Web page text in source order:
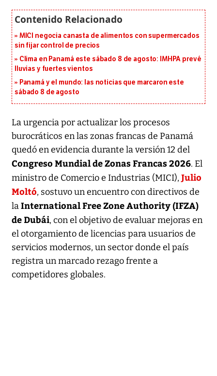
MICI negocia canasta de alimentos con supermercados
sin fijar control de precios
Clima en Panamá este sábado 8 de agosto: IMHPA prevé
lluvias y fuertes vientos
Panamá y el mundo: las noticias que marcaron este
sábado 8 de agosto
La urgencia por actualizar los procesos
burocráticos en las zonas francas de Panamá
quedó en evidencia durante la versión 12 del
Congreso Mundial de Zonas Francas 2026. El
ministro de Comercio e Industrias (MICI), Julio
Moltó, sostuvo un encuentro con directivos de
laInternational Free Zone Authority (IFZA)
de Dubái, con el objetivo de evaluar mejoras en
el otorgamiento de licencias para usuarios de
servicios modernos, un sector donde el país
registra un marcado rezago frente a
competidores globales.